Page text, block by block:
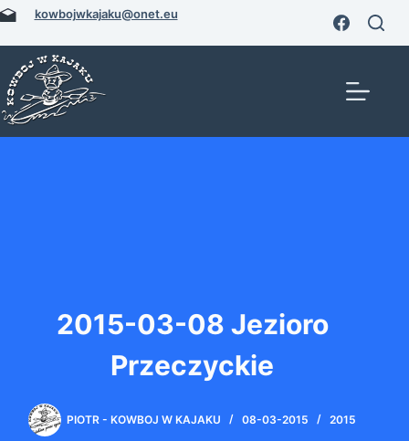
Przejdź
treści
kowbojwkajaku@onet.eu
2015-03-08 Jezioro
Przeczyckie
PIOTR - KOWBOJ W KAJAKU 08-03-2015 2015